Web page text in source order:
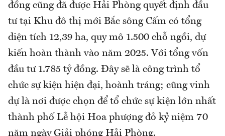
đồng cũng đã được Hải Phòng quyết định đầu
tư tại Khu đô thị mới Bắc sông Cấm có tổng
diện tích 12,39 ha, quy mô 1.500 chỗ ngồi, dự
kiến hoàn thành vào năm 2025. Với tổng vốn
đầu tư 1.785 tỷ đồng. Đây sẽ là công trình tổ
chức sự kiện hiện đại, hoành tráng; cũng vinh
dự là nơi được chọn để tổ chức sự kiện lớn nhất
thành phố Lễ hội Hoa phượng đỏ kỷ niệm 70
năm ngày Giải phóng Hải Phòng.